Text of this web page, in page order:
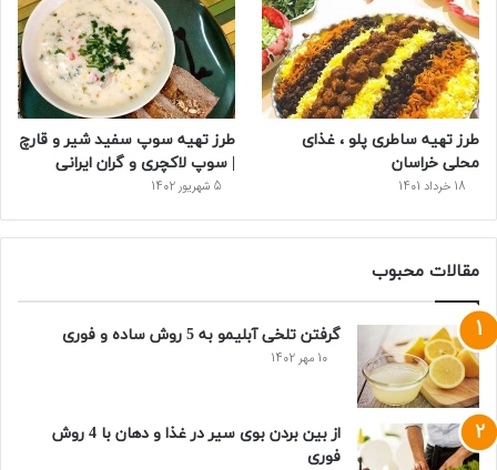
طرز تهیه ساطری پلو ، غذای
محلی خراسان
18 خرداد 1401
طرز تهیه سوپ سفید شیر و قارچ
| سوپ لاکچری و گران ایرانی
5 شهریور 1402
مقالات محبوب
گرفتن تلخی آبلیمو به 5 روش ساده و فوری
10 مهر 1402
از بین بردن بوی سیر در غذا و دهان با 4 روش
فوری